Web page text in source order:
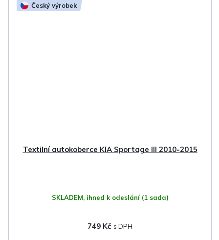
Český výrobek
Textilní autokoberce KIA Sportage III 2010-2015
SKLADEM, ihned k odeslání (1 sada)
749 Kč